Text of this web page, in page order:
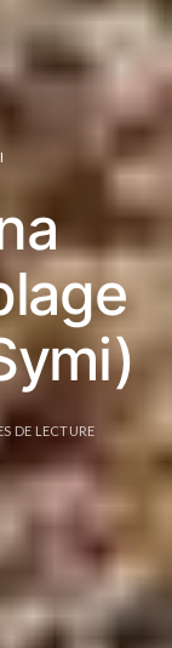
DE LECTURE